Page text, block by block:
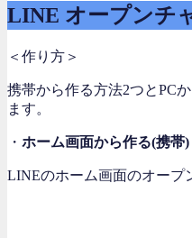
LINE オープンチ
＜作り方＞
携帯から作る方法2つとPC
ます。
・ ホーム画面から作る(携帯)
LINEのホーム画面のオープ